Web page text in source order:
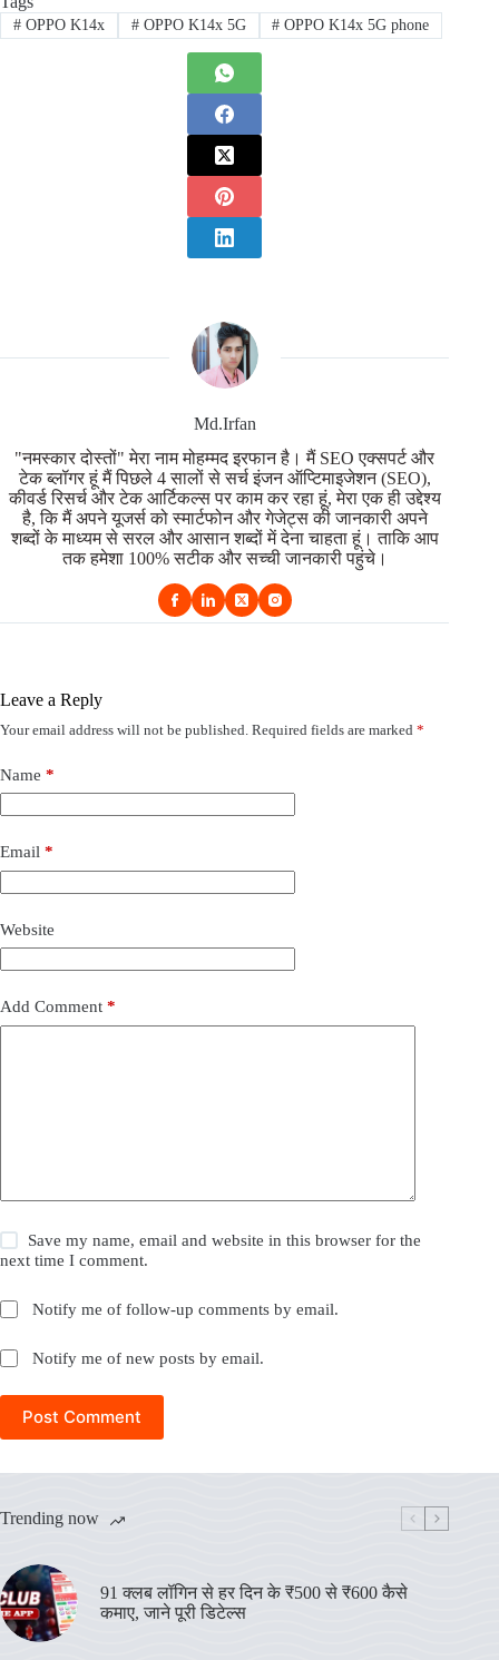
#OPPO K14x #OPPO K14x 5G # OPPO K14x 5G phone
Md.Irfan
"नमस्कार दोस्तों" मेरा नाम मोहम्मद इरफान है। मैं SEO एक्सपर्ट और
टेक ब्लॉगर हूं मैं पिछले 4 सालों से सर्च इंजन ऑप्टिमाइजेशन (SEO),
कीवर्ड रिसर्च और टेक आर्टिकल्स पर काम कर रहा हूं, मेरा एक ही उद्देश्य
है, कि मैं अपने यूजर्स को स्मार्टफोन और गेजेट्स की जानकारी अपने
शब्दों के माध्यम से सरल और आसान शब्दों में देना चाहता हूं। ताकि आप
तक हमेशा 100% सटीक और सच्ची जानकारी पहुंचे।
Leave a Reply
Your email address will not be published. Required fields are marked *
Name *
Email *
Website
Add Comment *
Save my name, email and website in this browser for the
next time I comment.
Notify me of follow-up comments by email.
Notify me of new posts by email.
Post Comment
Trending now
91 क्लब लॉगिन से हर दिन के ₹500 से ₹600 कैसे
कमाए, जाने पूरी डिटेल्स